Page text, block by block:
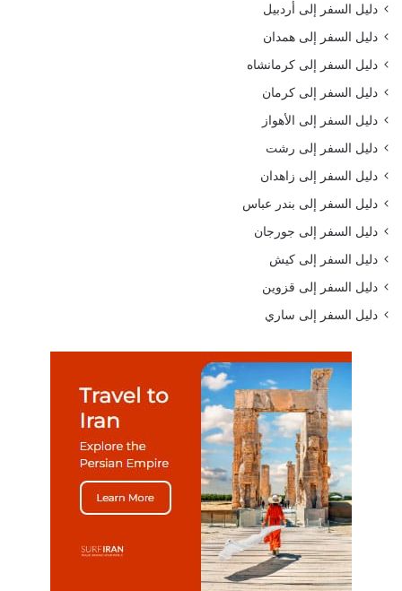
دليل السفر إلى أردبيل
دليل السفر إلى همدان
دليل السفر إلى كرمانشاه
دليل السفر إلى كرمان
دليل السفر إلى الأهواز
دليل السفر إلى رشت
دليل السفر إلى زاهدان
دليل السفر إلى بندر عباس
دليل السفر إلى جورجان
دليل السفر إلى كيش
دليل السفر إلى قزوين
دليل السفر إلى ساري